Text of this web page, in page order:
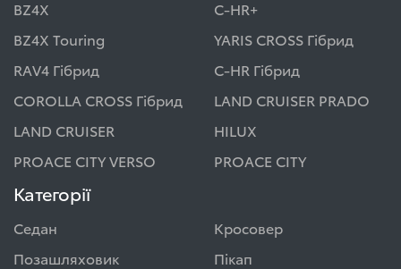
BZ4X
C-HR+
BZ4X Touring
YARIS CROSS Гібрид
RAV4 Гібрид
C-HR Гібрид
COROLLA CROSS Гібрид
LAND CRUISER PRADO
LAND CRUISER
HILUX
PROACE CITY VERSO
PROACE CITY
Категорії
Седан
Кросовер
Позашляховик
Пікап